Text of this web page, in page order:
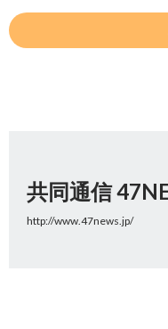
共同通信
http://www.47news.jp/